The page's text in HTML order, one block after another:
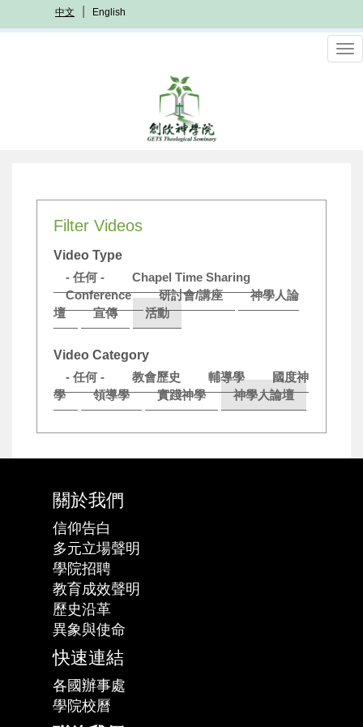
至
中文 English
Filter Videos
Video Type
- 任何 -
Chapel Time Sharing
Conference
研討會/講座
神學人論
壇
宣傳 活動
Video Category
- 任何 -
教會歷史 輔導學
國度神
學
領導學 實踐神學 神學人論壇
關於我們
信仰告白
多元立場聲明
學院招聘
教育成效聲明
歷史沿革
異象與使命
快速連結
各國辦事處
學院校曆